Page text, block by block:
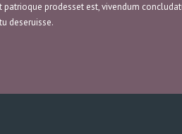
patrioque prodesset est, vivendum
deseruisse.